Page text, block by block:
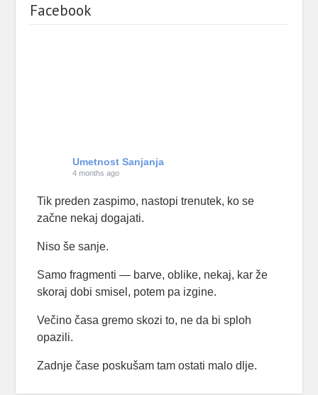
Facebook
Umetnost Sanjanja
4 months ago
Tik preden zaspimo, nastopi trenutek, ko se
začne nekaj dogajati.
Niso še sanje.
Samo fragmenti — barve, oblike, nekaj, kar že
skoraj dobi smisel, potem pa izgine.
Večino časa gremo skozi to, ne da bi sploh
opazili.
Zadnje čase poskušam tam ostati malo dlje.